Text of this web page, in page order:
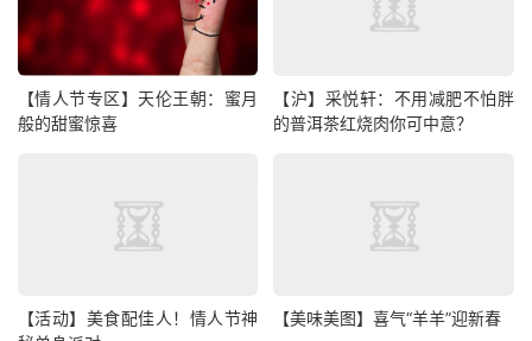
【情人节专区】天伦王朝：蜜月
般的甜蜜惊喜
【沪】采悦轩：不用减肥不怕胖
的普洱茶红烧肉你可中意？
【活动】美食配佳人！情人节神
【美味美图】喜气“羊羊”迎新春